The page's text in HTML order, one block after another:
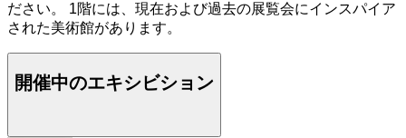
ださい。 1階には、現在および過去の展覧会にインスパイア
された美術館があります。
開催中のエキシビション